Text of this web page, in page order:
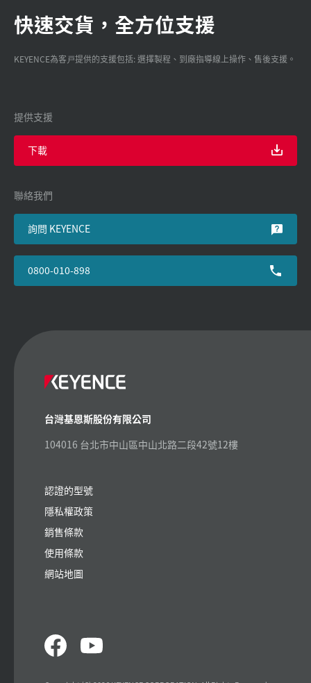
快速交貨，全方位支援
KEYENCE為客戸提供的支援包括: 選擇製程、到廠指導線上操作、售後支援。
提供支援
下載
聯絡我們
詢問 KEYENCE
0800-010-898
台灣基恩斯股份有限公司
104016 台北市中山區中山北路二段42號12樓
認證的型號
隱私權政策
銷售條款
使用條款
網站地圖